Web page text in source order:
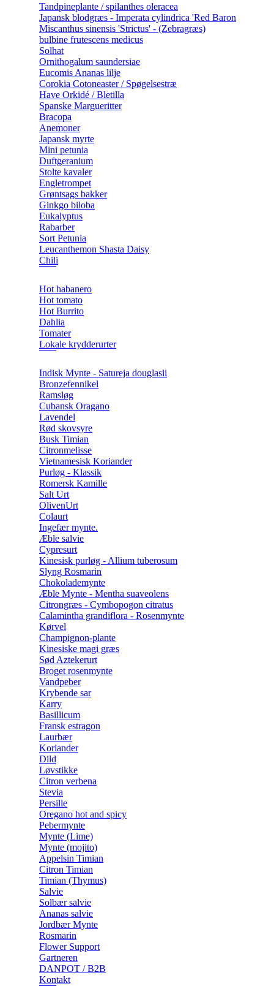
Tandpineplante / spilanthes oleracea
Japansk blodgræs - Imperata cylindrica 'Red Baron
Miscanthus sinensis 'Strictus' - (Zebragræs)
bulbine frutescens medicus
Solhat
Ornithogalum saundersiae
Eucomis Ananas lilje
Corokia Cotoneaster / Spøgelsestræ
Have Orkidé / Bletilla
Spanske Margueritter
Bracopa
Anemoner
Japansk myrte
Mini petunia
Duftgeranium
Stolte kavaler
Engletrompet
Grøntsags bakker
Ginkgo biloba
Eukalyptus
Rabarber
Sort Petunia
Leucanthemon Shasta Daisy
Chili
Hot habanero
Hot tomato
Hot Burrito
Dahlia
Tomater
Lokale krydderurter
Indisk Mynte - Satureja douglasii
Bronzefennikel
Ramsløg
Cubansk Oragano
Lavendel
Rød skovsyre
Busk Timian
Citronmelisse
Vietnamesisk Koriander
Purløg - Klassik
Romersk Kamille
Salt Urt
OlivenUrt
Colaurt
Ingefær mynte.
Æble salvie
Cypresurt
Kinesisk purløg - Allium tuberosum
Slyng Rosmarin
Chokolademynte
Æble Mynte - Mentha suaveolens
Citrongræs - Cymbopogon citratus
Calamintha grandiflora - Rosenmynte
Kørvel
Champignon-plante
Kinesiske magi græs
Sød Aztekerurt
Broget rosenmynte
Vandpeber
Krybende sar
Karry
Basillicum
Fransk estragon
Laurbær
Koriander
Dild
Løvstikke
Citron verbena
Stevia
Persille
Oregano hot and spicy
Pebermynte
Mynte (Lime)
Mynte (mojito)
Appelsin Timian
Citron Timian
Timian (Thymus)
Salvie
Solbær salvie
Ananas salvie
Jordbær Mynte
Rosmarin
Flower Support
Gartneren
DANPOT / B2B
Kontakt